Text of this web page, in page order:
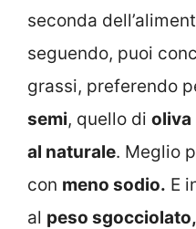
seconda
seguendo, puoi
grassi, preferendo
semi, quello di oliva
al naturale. Meglio
con meno sodio. E
al peso